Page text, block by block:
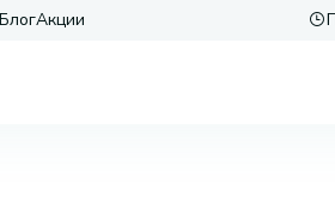
БлогАкции